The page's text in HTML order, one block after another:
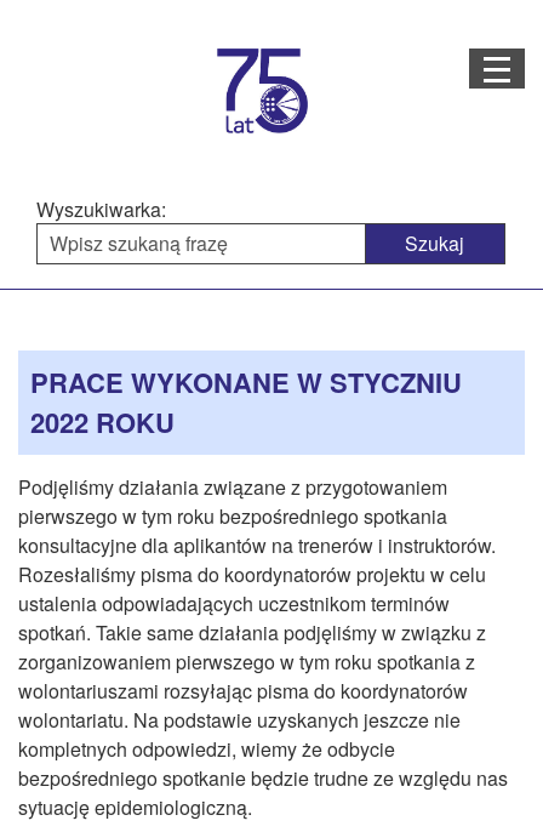
Wyszukiwarka:
główne
Menu
STRONA GŁÓWNA
AKTUALNOŚCI
PROJEKTY REALIZOWANE
OFERTA USŁUG
MULTIMEDIA
CZASOPISMA
INSTYTUT TYFLOLOGICZNY
KONTAKT
1,5%
strony
PRACE WYKONANE W STYCZNIU
2022 ROKU
Podjęliśmy działania związane z przygotowaniem
pierwszego w tym roku bezpośredniego spotkania
konsultacyjne dla aplikantów na trenerów i instruktorów.
Rozesłaliśmy pisma do koordynatorów projektu w celu
ustalenia odpowiadających uczestnikom terminów
spotkań. Takie same działania podjęliśmy w związku z
zorganizowaniem pierwszego w tym roku spotkania z
wolontariuszami rozsyłając pisma do koordynatorów
wolontariatu. Na podstawie uzyskanych jeszcze nie
kompletnych odpowiedzi, wiemy że odbycie
bezpośredniego spotkanie będzie trudne ze względu nas
sytuację epidemiologiczną.